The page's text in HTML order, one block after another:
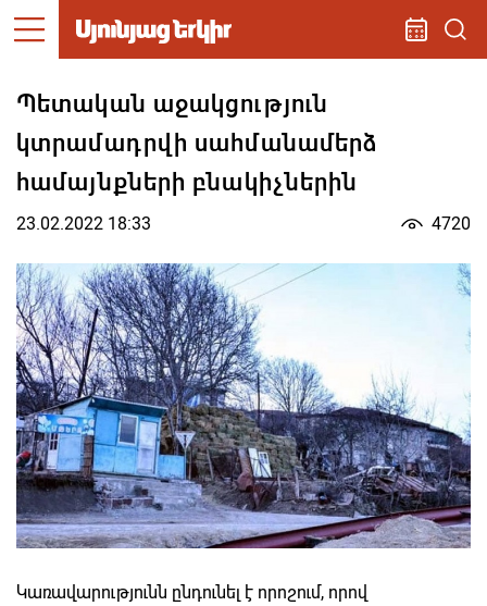
Պետական աջակցություն
կտրամադրվի սահմանամերձ
համայնքների բնակիչներին
23.02.2022 18:33 4720
Կառավարությունն ընդունել է որոշում, որով